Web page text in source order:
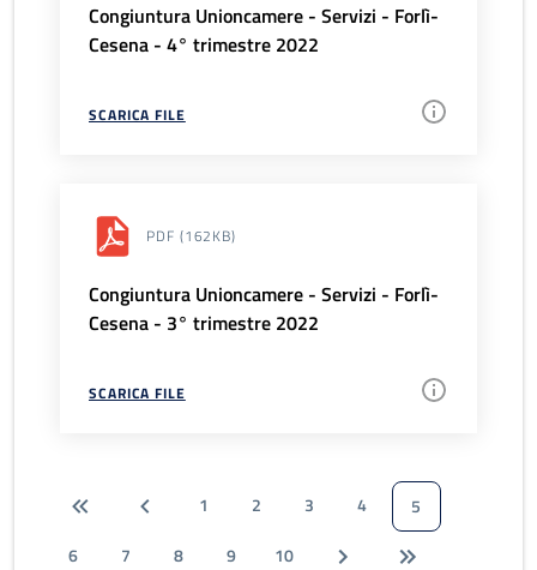
Congiuntura Unioncamere - Servizi - Forlì-
Cesena - 4° trimestre 2022
SCARICA FILE
PDF (162KB)
Congiuntura Unioncamere - Servizi - Forlì-
Cesena - 3° trimestre 2022
SCARICA FILE
1 2 3 4
5
6
7 8 9 10